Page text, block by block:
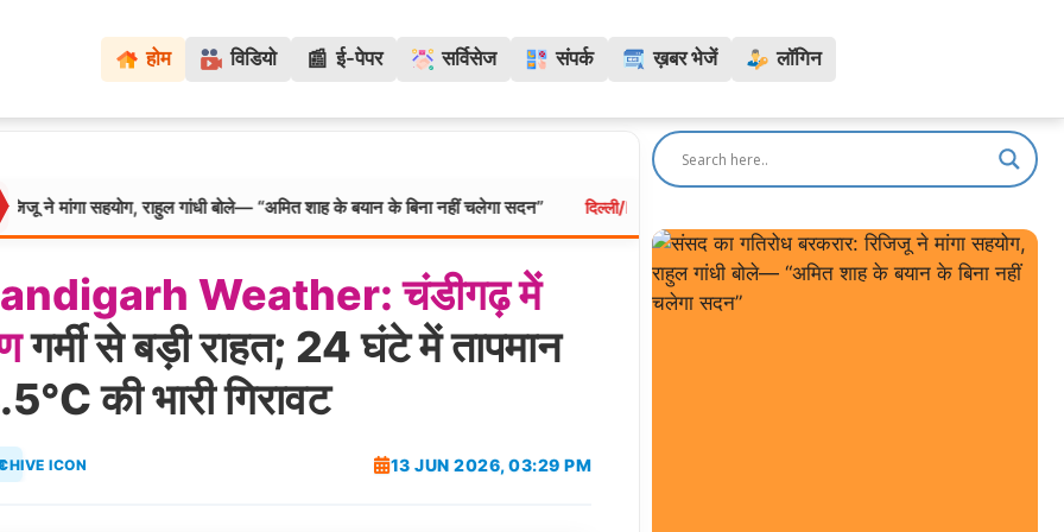
होम विडियो 📰 ई-पेपर सर्विसेज संपर्क ख़बर भेजें लॉगिन
सहयोग, राहुल गांधी बोले— “अमित शाह के बयान के बिना नहीं चलेगा सदन” दिल्ली/NCR: सुंदरगढ़ भूमि विवाद: बिना ग्रामसभा की सहमति 12 गांवों की जमीन पर
Weather: चंडीगढ़में
गर्मी से बड़ी राहत; 24 घंटे में तापमान
की भारी गिरावट
13 JUN 2026, 03:29 PM